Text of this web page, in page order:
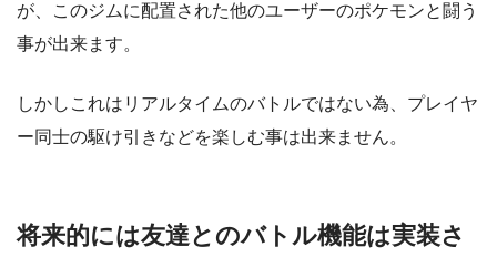
が、このジムに配置された他のユーザーのポケモンと闘う
事が出来ます。
しかしこれはリアルタイムのバトルではない為、プレイヤ
ー同士の駆け引きなどを楽しむ事は出来ません。
将来的には友達とのバトル機能は実装さ